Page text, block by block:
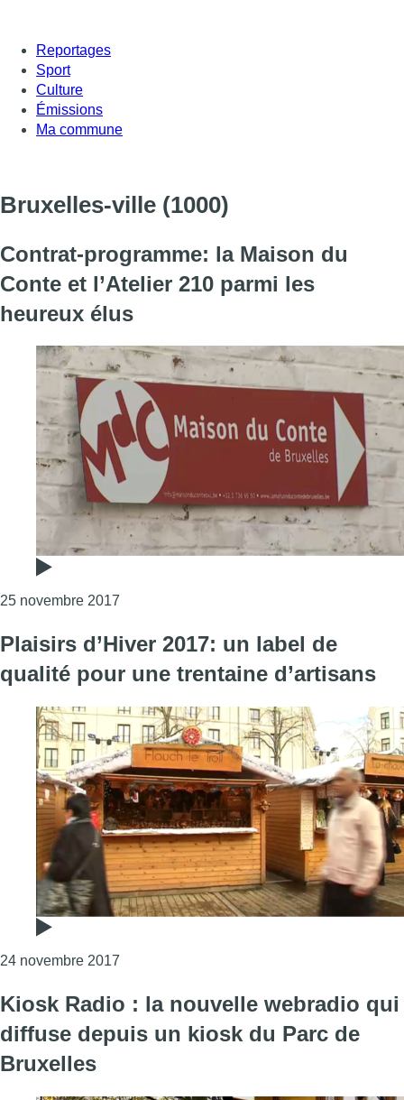
Reportages
Sport
Culture
Émissions
Ma commune
Bruxelles-ville (1000)
Contrat-programme: la Maison du
Conte et l’Atelier 210 parmi les
heureux élus
25 novembre 2017
Plaisirs d’Hiver 2017: un label de
qualité pour une trentaine d’artisans
24 novembre 2017
Kiosk Radio : la nouvelle webradio qui
diffuse depuis un kiosk du Parc de
Bruxelles